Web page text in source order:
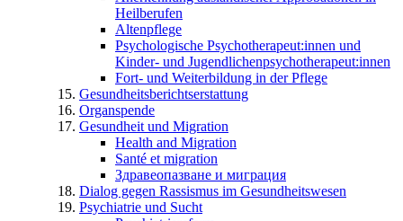
Heilberufen
Altenpflege
Psychologische Psychotherapeut:innen und
Kinder- und Jugendlichenpsychotherapeut:innen
Fort- und Weiterbildung in der Pflege
Gesundheitsberichtserstattung
Organspende
Gesundheit und Migration
Health and Migration
Santé et migration
Здравеопазване и миграция
Dialog gegen Rassismus im Gesundheitswesen
Psychiatrie und Sucht